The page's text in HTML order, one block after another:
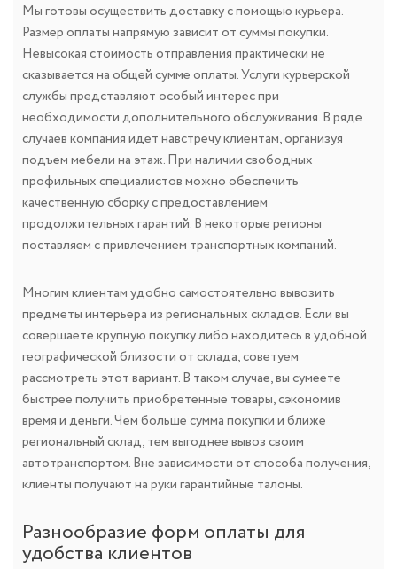
Мы готовы осуществить доставку с помощью курьера.
Размер оплаты напрямую зависит от суммы покупки.
Невысокая стоимость отправления практически не
сказывается на общей сумме оплаты. Услуги курьерской
службы представляют особый интерес при
необходимости дополнительного обслуживания. В ряде
случаев компания идет навстречу клиентам, организуя
подъем мебели на этаж. При наличии свободных
профильных специалистов можно обеспечить
качественную сборку с предоставлением
продолжительных гарантий. В некоторые регионы
поставляем с привлечением транспортных компаний.
Многим клиентам удобно самостоятельно вывозить
предметы интерьера из региональных складов. Если вы
совершаете крупную покупку либо находитесь в удобной
географической близости от склада, советуем
рассмотреть этот вариант. В таком случае, вы сумеете
быстрее получить приобретенные товары, сэкономив
время и деньги. Чем больше сумма покупки и ближе
региональный склад, тем выгоднее вывоз своим
автотранспортом. Вне зависимости от способа получения,
клиенты получают на руки гарантийные талоны.
Разнообразие форм оплаты для
удобства клиентов